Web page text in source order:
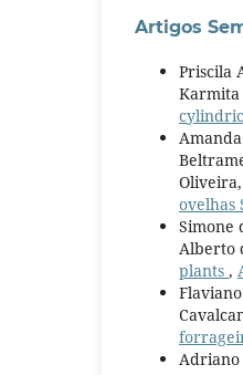
Artigos
Priscila
Karmita
Oliveira,
ovelhas
Simone
Alberto
plants ,
Adriano